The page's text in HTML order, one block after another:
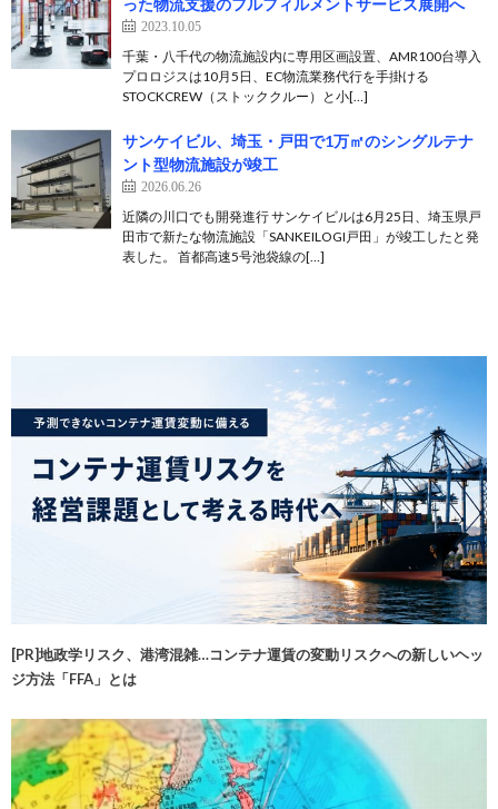
った物流支援のフルフィルメントサービス展開へ
2023.10.05
千葉・八千代の物流施設内に専用区画設置、AMR100台導入
プロロジスは10月5日、EC物流業務代行を手掛ける
STOCKCREW（ストッククルー）と小[…]
サンケイビル、埼玉・戸田で1万㎡のシングルテナ
ント型物流施設が竣工
2026.06.26
近隣の川口でも開発進行 サンケイビルは6月25日、埼玉県戸
田市で新たな物流施設「SANKEILOGI戸田」が竣工したと発
表した。 首都高速5号池袋線の[…]
[PR]地政学リスク、港湾混雑…コンテナ運賃の変動リスクへの新しいヘッ
ジ方法「FFA」とは